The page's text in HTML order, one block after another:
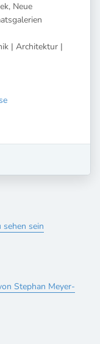
Neue
| Architektur |
sein
Stephan Meyer-